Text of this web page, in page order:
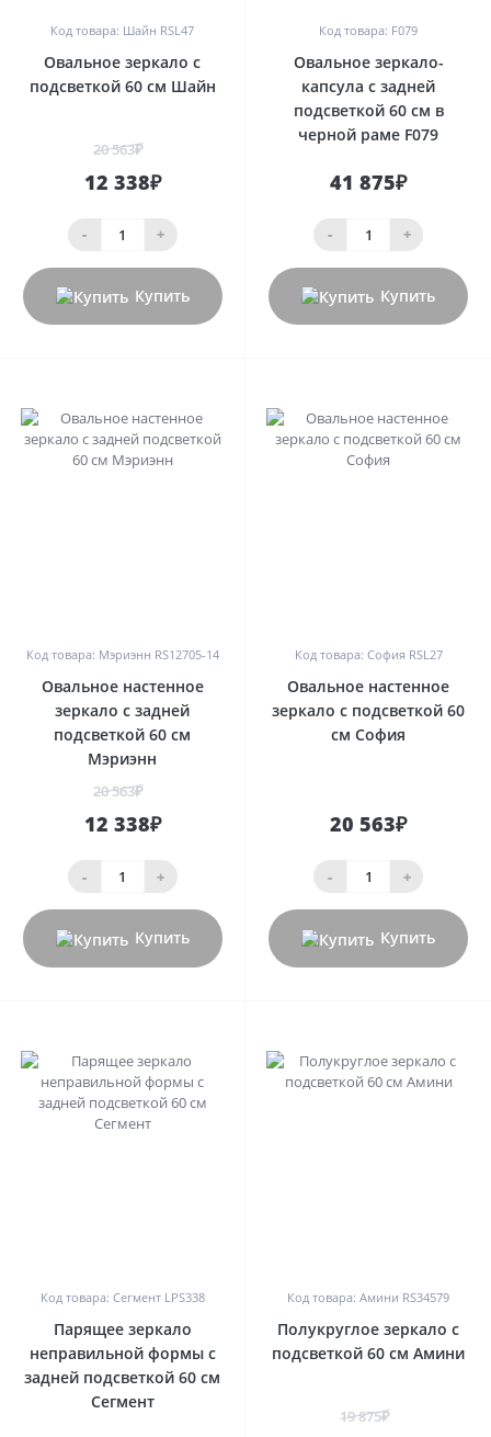
Код товара: Шайн RSL47
Овальное зеркало с
подсветкой 60 см Шайн
20 563₽
12 338₽
- +
Купить
Код товара: F079
Овальное зеркало-
капсула с задней
подсветкой 60 см в
черной раме F079
41 875₽
- +
Купить
Код товара: Мэриэнн RS12705-14
Овальное настенное
зеркало с задней
подсветкой 60 см
Мэриэнн
20 563₽
12 338₽
- +
Купить
Код товара: София RSL27
Овальное настенное
зеркало с подсветкой 60
см София
20 563₽
- +
Купить
Код товара: Сегмент LPS338
Парящее зеркало
неправильной формы с
задней подсветкой 60 см
Сегмент
Код товара: Амини RS34579
Полукруглое зеркало с
подсветкой 60 см Амини
19 875₽